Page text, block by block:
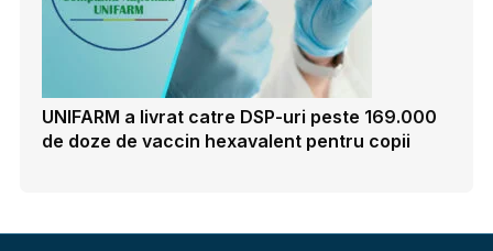
UNIFARM a livrat catre DSP-uri peste 169.000
de doze de vaccin hexavalent pentru copii